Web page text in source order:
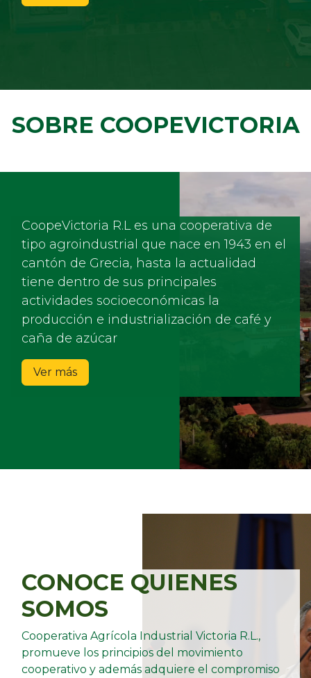
SOBRE COOPEVICTORIA
CoopeVictoria R.L es una cooperativa de
tipo agroindustrial que nace en 1943 en el
cantón de Grecia, hasta la actualidad
tiene dentro de sus principales
actividades socioeconómicas la
producción e industrialización de café y
caña de azúcar
Ver más
CONOCE QUIENES
SOMOS
Cooperativa Agrícola Industrial Victoria R.L.,
promueve los principios del movimiento
cooperativo y además adquiere el compromiso